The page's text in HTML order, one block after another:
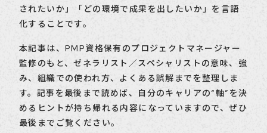
されたいか」「どの環境で成果を出したいか」を言語
化することです。
本記事は、PMP資格保有のプロジェクトマネージャー
監修のもと、ゼネラリスト／スペシャリストの意味、強
み、組織での使われ方、よくある誤解までを整理しま
す。記事を最後まで読めば、自分のキャリアの“軸”を決
めるヒントが持ち帰れる内容になっていますので、ぜひ
最後までご覧ください。